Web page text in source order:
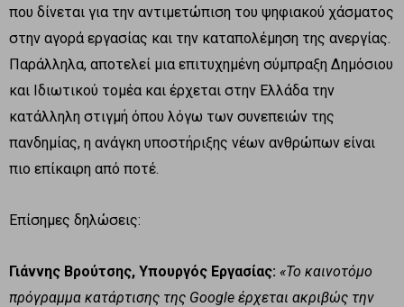
που δίνεται για την αντιμετώπιση του ψηφιακού χάσματος
στην αγορά εργασίας και την καταπολέμηση της ανεργίας.
Παράλληλα, αποτελεί μια επιτυχημένη σύμπραξη Δημόσιου
και Ιδιωτικού τομέα και έρχεται στην Ελλάδα την
κατάλληλη στιγμή όπου λόγω των συνεπειών της
πανδημίας, η ανάγκη υποστήριξης νέων ανθρώπων είναι
πιο επίκαιρη από ποτέ.
Επίσημες δηλώσεις:
Γιάννης Βρούτσης, Υπουργός Εργασίας: «Το καινοτόμο
πρόγραμμα κατάρτισης της Google έρχεται ακριβώς την